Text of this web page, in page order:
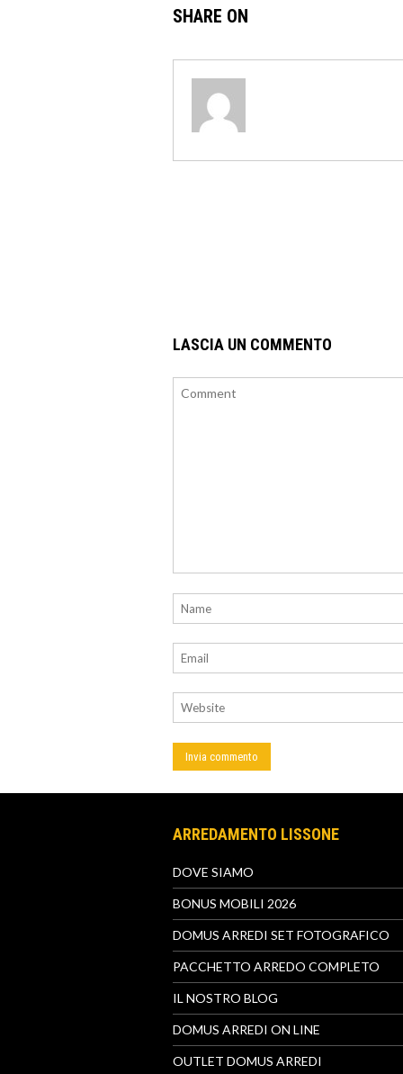
SHARE ON
LASCIA UN COMMENTO
ARREDAMENTO LISSONE
DOVE SIAMO
BONUS MOBILI 2026
DOMUS ARREDI SET FOTOGRAFICO
PACCHETTO ARREDO COMPLETO
IL NOSTRO BLOG
DOMUS ARREDI ON LINE
OUTLET DOMUS ARREDI